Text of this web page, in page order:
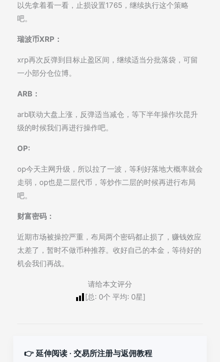
以先拿着看一看，止损设置1765，继续执行这个策略
吧。
瑞波币XRP：
xrp再次反弹到目标止盈区间，继续适当分批落袋，可留
一小部分仓位博。
ARB：
arb联动大盘上涨，反弹适当减仓，等下半年操作坎昆升
级的时候我们再进行操作吧。
OP:
op今天主网升级，所以拉了一波，等利好落地大概率就会
走弱，op也是二层代币，等炒作二层的时候再进行布局
吧。
财富密码：
近期市场被操控严重，布局两个密码都止损了，赚钱效应
太差了，暂时不做币种推荐。收好自己的本金，等待好的
机会我们再战。
请给本文评分
[总: 0个 平均: 0星]
👉 延伸阅读 · 交易所注册与返佣教程